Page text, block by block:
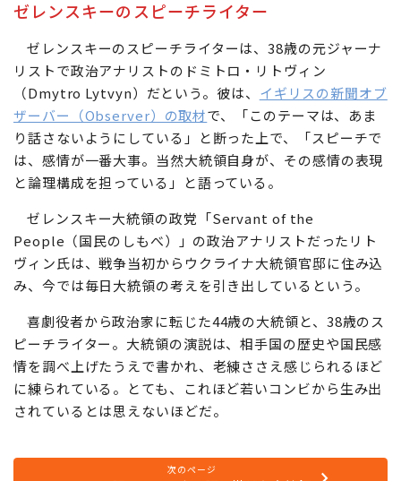
ゼレンスキーのスピーチライター
ゼレンスキーのスピーチライターは、38歳の元ジャーナ
リストで政治アナリストのドミトロ・リトヴィン
（Dmytro Lytvyn）だという。彼は、 イギリスの新聞オブ
ザーバー（Observer）の取材で、「このテーマは、あま
り話さないようにしている」と断った上で、「スピーチで
は、感情が一番大事。当然大統領自身が、その感情の表現
と論理構成を担っている」と語っている。
ゼレンスキー大統領の政党「Servant of the
People（国民のしもべ）」の政治アナリストだったリト
ヴィン氏は、戦争当初からウクライナ大統領官邸に住み込
み、今では毎日大統領の考えを引き出しているという。
喜劇役者から政治家に転じた44歳の大統領と、38歳のス
ピーチライター。大統領の演説は、相手国の歴史や国民感
情を調べ上げたうえで書かれ、老練ささえ感じられるほど
に練られている。とても、これほど若いコンビから生み出
されているとは思えないほどだ。
次のページ